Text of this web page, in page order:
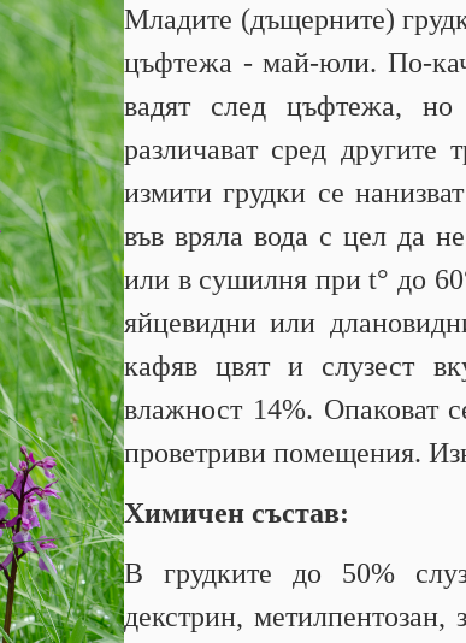
Младите (дъщерните)
цъфтежа - май-юли. По-
вадят след цъфтежа, но
различават сред другите
измити грудки се
във вряла вода с цел да
или в сушилня при t° до
яйцевидни или
кафяв цвят и слузест
влажност 14%. Опаковат
проветриви помещения.
Химичен състав:
В грудките до 50%
декстрин,